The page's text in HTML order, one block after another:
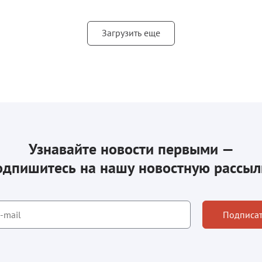
Загрузить еще
Узнавайте новости первыми —
на нашу новостную